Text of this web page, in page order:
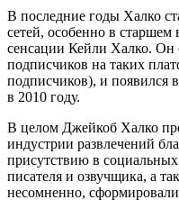
В последние годы Халко
сетей, особенно в старшем
сенсации Кейли Халко. Он
подписчиков на таких
подписчиков), и появился
в 2010 году.
В целом Джейкоб Халко
индустрии развлечений
присутствию в социальных
писателя и озвучщика, а
несомненно, сформировали